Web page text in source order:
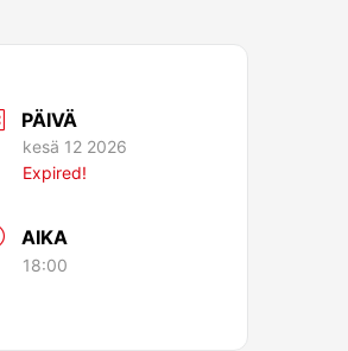
PÄIVÄ
kesä 12 2026
Expired!
AIKA
18:00